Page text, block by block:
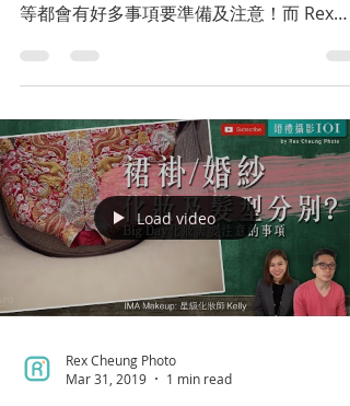
等都會有好多事項要準備及注意！而 Rex
結婚嘅新人一啲貼士及注意嘅事項! 希望佢哋
能夠影多啲靚相。...
Load video
Rex Cheung Photo
Mar 31, 2019
1 min read